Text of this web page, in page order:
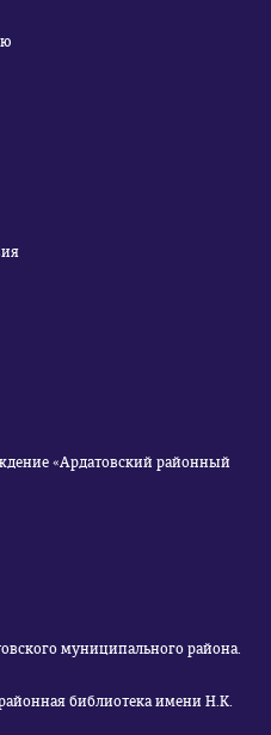
районный
муниципального района.
библиотека имени Н.К.